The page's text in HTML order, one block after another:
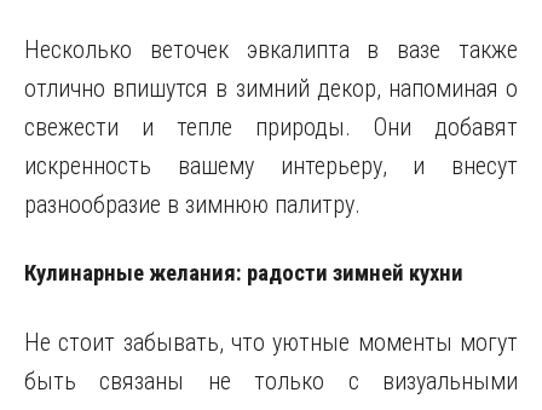
Несколько веточек эвкалипта в вазе также
отлично впишутся в зимний декор, напоминая о
свежести и тепле природы. Они добавят
искренность вашему интерьеру, и внесут
разнообразие в зимнюю палитру.
Кулинарные желания: радости зимней кухни
Не стоит забывать, что уютные моменты могут
быть связаны не только с визуальными